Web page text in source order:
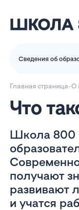
Сведения об
Главная страница-О
Что
Школа 800
получают
развивают
и учатся